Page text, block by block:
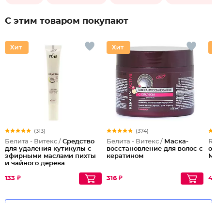
С этим товаром покупают
(313)
Белита - Витекс / Средство
для удаления кутикулы с
эфирными маслами пихты
и чайного дерева
133 ₽
(374)
Белита - Витекс / Маска-
восстановление для волос с
кератином
316 ₽